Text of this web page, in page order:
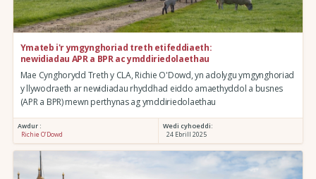
Ymateb i'r ymgynghoriad treth etifeddiaeth:
newidiadau APR a BPR ac ymddiriedolaethau
Mae Cynghorydd Treth y CLA, Richie O'Dowd, yn adolygu ymgynghoriad
y llywodraeth ar newidiadau rhyddhad eiddo amaethyddol a busnes
(APR a BPR) mewn perthynas ag ymddiriedolaethau
Awdur :
Richie O’Dowd
Wedi cyhoeddi:
24 Ebrill 2025